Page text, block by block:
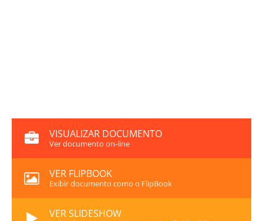
VISUALIZAR DOCUMENTO
Ver documento on-line
VER FLIPBOOK
Exibir documento como o FlipBook
VER SLIDESHOW